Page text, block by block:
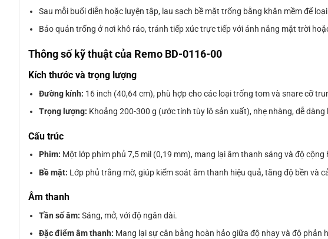
Sau mỗi buổi diễn hoặc luyện tập, lau sạch bề mặt trống bằng khăn mềm để
Bảo quản trống ở nơi khô ráo, tránh tiếp xúc trực tiếp với ánh nắng mặt trời
Thông số kỹ thuật của Remo BD-0116-00
Kích thước và trọng lượng
Đường kính: 16 inch (40,64 cm), phù hợp cho các loại trống tom và snare cỡ
Trọng lượng: Khoảng 200-300 g (ước tính tùy lô sản xuất), nhẹ nhàng, dễ dàng
Cấu trúc
Phim: Một lớp phim phủ 7,5 mil (0,19 mm), mang lại âm thanh sáng và độ
Bề mặt: Lớp phủ trắng mờ, giúp kiểm soát âm thanh hiệu quả, tăng độ bền và
Âm thanh
Tần số âm: Sáng, mở, với độ ngân dài.
Đặc điểm âm thanh: Mang lại sự cân bằng hoàn hảo giữa độ nhạy và độ phản